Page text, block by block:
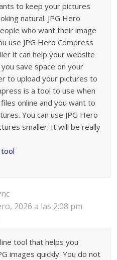
to keep your pictures
natural. JPG Hero
who want their image
use JPG Hero Compress
it can help your website
save space on your
to upload your pictures to
is a tool to use when
online and you want to
You can use JPG Hero
smaller. It will be really
2026 a las 2:08 pm
tool that helps you
images quickly. You do not